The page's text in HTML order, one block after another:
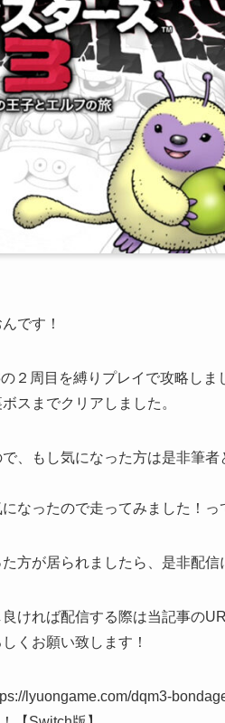
です！
２周目を縛りプレイで攻略しま
スまでクリアしました。
、もし気になった方は是非筆
なったので走ってみました！っ
方が居られましたら、是非配
ければ配信する際は当記事の
くお願い致します！
lyuongame.com/dqm3-